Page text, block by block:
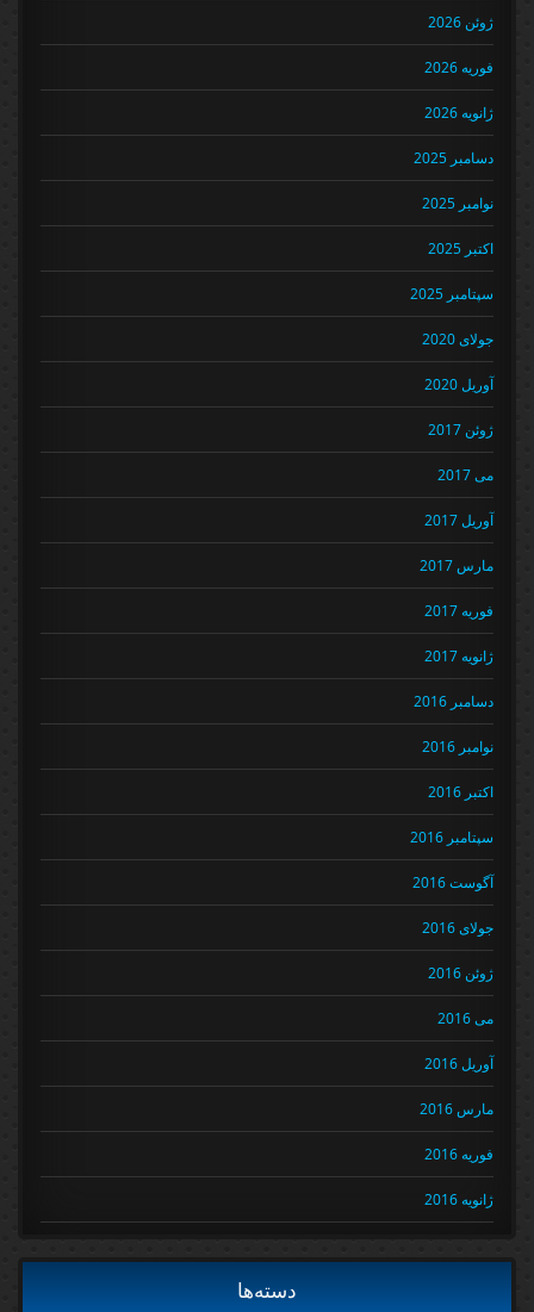
ژوئن 2026
فوریه 2026
ژانویه 2026
دسامبر 2025
نوامبر 2025
اکتبر 2025
سپتامبر 2025
جولای 2020
آوریل 2020
ژوئن 2017
می 2017
آوریل 2017
مارس 2017
فوریه 2017
ژانویه 2017
دسامبر 2016
نوامبر 2016
اکتبر 2016
سپتامبر 2016
آگوست 2016
جولای 2016
ژوئن 2016
می 2016
آوریل 2016
مارس 2016
فوریه 2016
ژانویه 2016
دسته‌ها